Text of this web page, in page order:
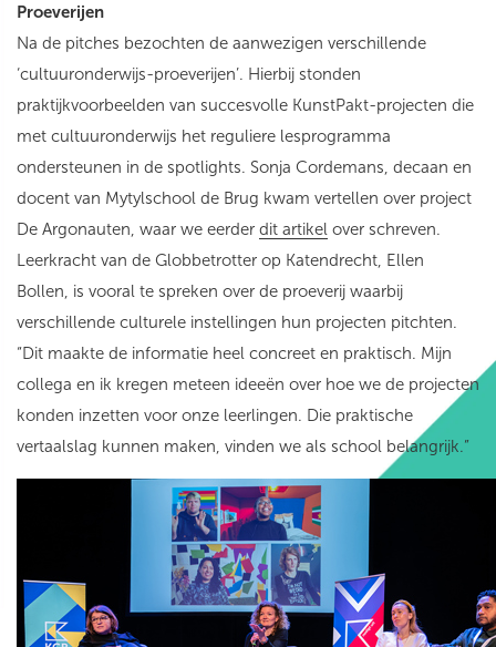
Proeverijen
Na de pitches bezochten de aanwezigen verschillende
‘cultuuronderwijs-proeverijen’. Hierbij stonden
praktijkvoorbeelden van succesvolle KunstPakt-projecten die
met cultuuronderwijs het reguliere lesprogramma
ondersteunen in de spotlights. Sonja Cordemans, decaan en
docent van Mytylschool de Brug kwam vertellen over project
De Argonauten, waar we eerder dit artikel over schreven.
Leerkracht van de Globbetrotter op Katendrecht, Ellen
Bollen, is vooral te spreken over de proeverij waarbij
verschillende culturele instellingen hun projecten pitchten.
“Dit maakte de informatie heel concreet en praktisch. Mijn
collega en ik kregen meteen ideeën over hoe we de projecten
konden inzetten voor onze leerlingen. Die praktische
vertaalslag kunnen maken, vinden we als school belangrijk.”